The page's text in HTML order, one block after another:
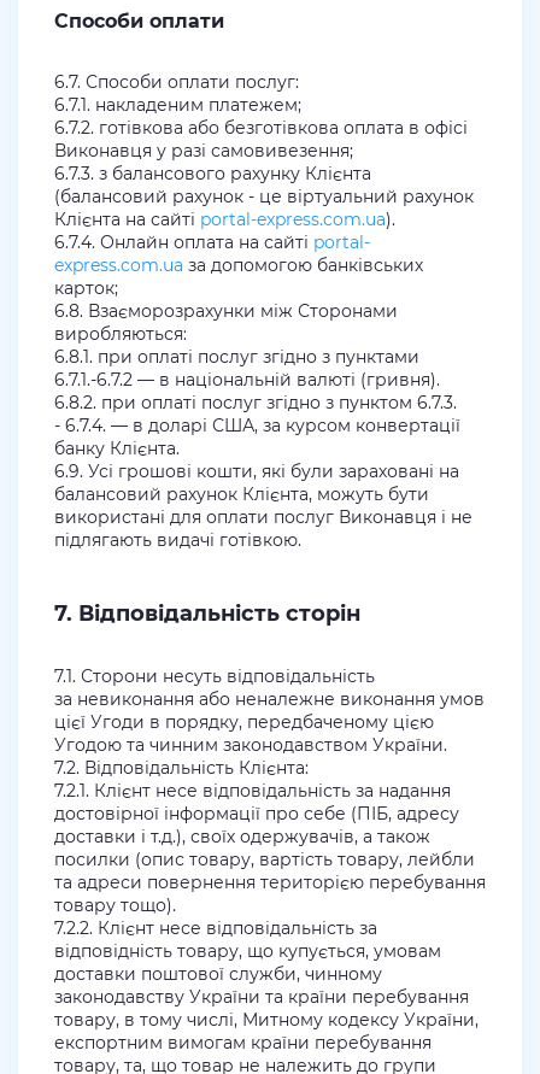
Способи оплати
6.7. Способи оплати послуг:
6.7.1. накладеним платежем;
6.7.2. готівкова або безготівкова оплата в офісі
Виконавця у разі самовивезення;
6.7.3. з балансового рахунку Клієнта
(балансовий рахунок - це віртуальний рахунок
Клієнта на сайті portal-express.com.ua).
6.7.4. Онлайн оплата на сайті portal-
express.com.ua за допомогою банківських
карток;
6.8. Взаєморозрахунки між Сторонами
виробляються:
6.8.1. при оплаті послуг згідно з пунктами
6.7.1.-6.7.2 — в національній валюті (гривня).
6.8.2. при оплаті послуг згідно з пунктом 6.7.3.
- 6.7.4. — в доларі США, за курсом конвертації
банку Клієнта.
6.9. Усі грошові кошти, які були зараховані на
балансовий рахунок Клієнта, можуть бути
використані для оплати послуг Виконавця і не
підлягають видачі готівкою.
7. Відповідальність сторін
7.1. Сторони несуть відповідальність
за невиконання або неналежне виконання умов
цієї Угоди в порядку, передбаченому цією
Угодою та чинним законодавством України.
7.2. Відповідальність Клієнта:
7.2.1. Клієнт несе відповідальність за надання
достовірної інформації про себе (ПІБ, адресу
доставки і т.д.), своїх одержувачів, а також
посилки (опис товару, вартість товару, лейбли
та адреси повернення територією перебування
товару тощо).
7.2.2. Клієнт несе відповідальність за
відповідність товару, що купується, умовам
доставки поштової служби, чинному
законодавству України та країни перебування
товару, в тому числі, Митному кодексу України,
експортним вимогам країни перебування
товару, та, що товар не належить до групи